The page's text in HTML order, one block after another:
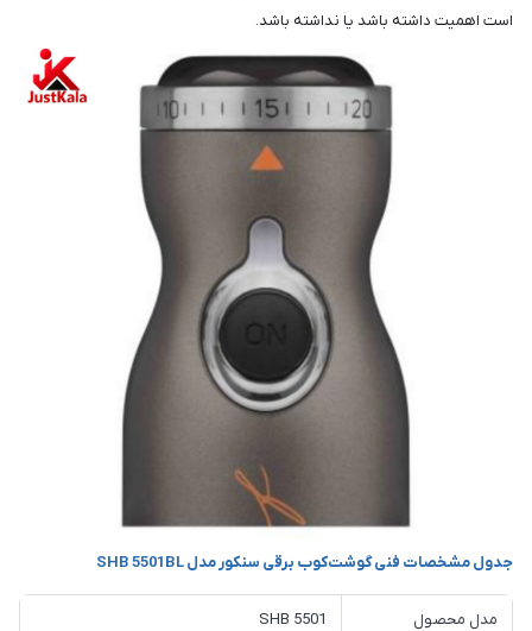
است اهمیت داشته باشد یا نداشته باشد.
جدول مشخصات فنی گوشت‌کوب برقی سنکور مدل SHB 5501BL
مدل محصول SHB 5501